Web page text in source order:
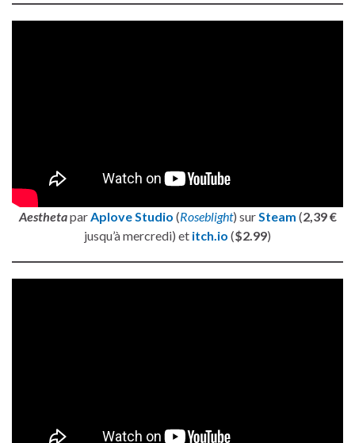
AesthetaparAplove Studio (Roseblight) surSteam (2,39 €
jusqu’à mercredi) et itch.io ($2.99)